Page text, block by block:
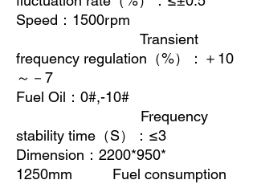
Speed ： 1500rpm
Transient
frequency regulation （%）：＋ 10
～－ 7
Fuel Oil ： 0#,-10#
Frequency
stability time （S）： ≤3
Dimension ： 2200*950*
1250mm Fuel consumption